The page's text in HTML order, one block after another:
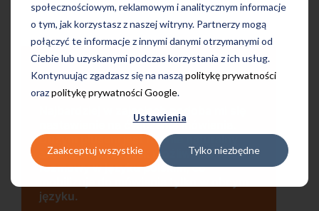
społecznościowym, reklamowym i analitycznym informacje
o tym, jak korzystasz z naszej witryny. Partnerzy mogą
połączyć te informacje z innymi danymi otrzymanymi od
Ciebie lub uzyskanymi podczas korzystania z ich usług.
Kontynuując zgadzasz się na nasząpolitykę prywatności
orazpolitykę prywatności Google.
Ustawienia
Zaakceptuj wszystkie Tylko niezbędne
bardzo zadowolona. Zajęcia z nativami,
wygodna, nowoczesna szkoła położona
w dogodnej lokalizacji, bo tuż przy
wyjściu z metra, mili pracownicy,
najlepsza Pani manager, która służy
pomocą w każdej chwili! Polecam!